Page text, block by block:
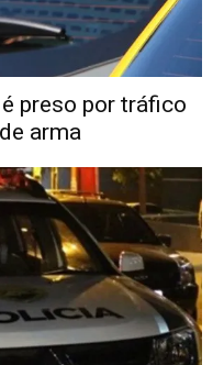
preso por tráfico
arma